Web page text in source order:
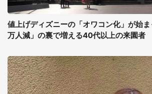
値上げディズニーの「オワコン化」が始
万人減」の裏で増える40代以上の来園者